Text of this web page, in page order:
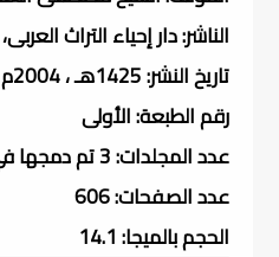
الناشر: دار إحياء التراث
تاريخ النشر: 1425هـ ، 2004م
رقم الطبعة: الأولى
عدد المجلدات: 3 تم دمجها في مجلد واحد
عدد الصفحات: 606
الحجم بالميجا: 14.1